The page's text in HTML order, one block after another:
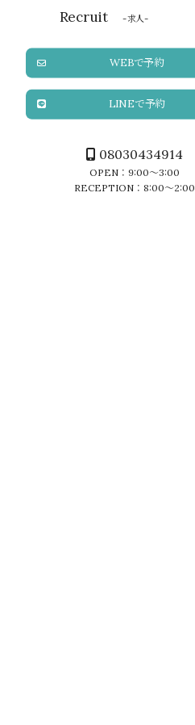
Recruit -求人-
WEBで予約
LINEで予約
08030434914
OPEN：9:00～3:00
RECEPTION：8:00～2:00